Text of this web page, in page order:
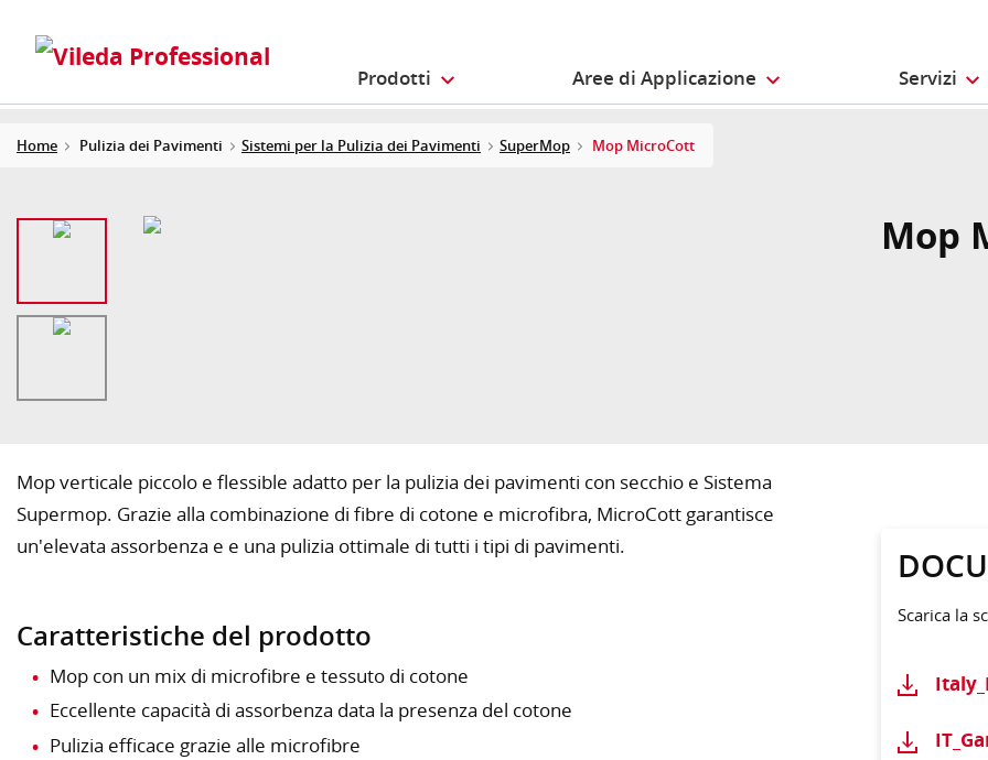
Prodotti Aree di Applicazione Servizi
Home Pulizia dei Pavimenti Sistemi per la Pulizia dei Pavimenti SuperMop Mop MicroCott
Mop
Mop verticale piccolo e flessible adatto per la pulizia dei pavimenti con secchio e Sistema
Supermop. Grazie alla combinazione di fibre di cotone e microfibra, MicroCott garantisce
un'elevata assorbenza e e una pulizia ottimale di tutti i tipi di pavimenti.
Caratteristiche del prodotto
Mop con un mix di microfibre e tessuto di cotone
Eccellente capacità di assorbenza data la presenza del cotone
Pulizia efficace grazie alle microfibre
Scarica la